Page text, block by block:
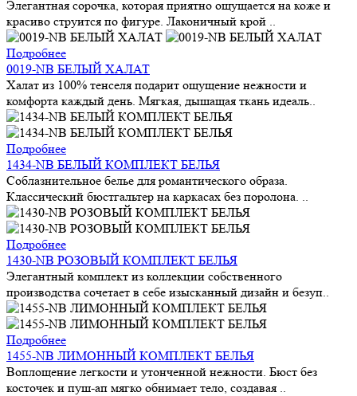
Элегантная сорочка, которая приятно ощущается на коже и
красиво струится по фигуре. Лаконичный крой ..
Подробнее
0019-NB БЕЛЫЙ ХАЛАТ
Халат из 100% тенселя подарит ощущение нежности и
комфорта каждый день. Мягкая, дышащая ткань идеаль..
Подробнее
1434-NB БЕЛЫЙ КОМПЛЕКТ БЕЛЬЯ
Соблазнительное белье для романтического образа.
Классический бюстгальтер на каркасах без поролона. ..
Подробнее
1430-NB РОЗОВЫЙ КОМПЛЕКТ БЕЛЬЯ
Элегантный комплект из коллекции собственного
производства сочетает в себе изысканный дизайн и безуп..
Подробнее
1455-NB ЛИМОННЫЙ КОМПЛЕКТ БЕЛЬЯ
Воплощение легкости и утонченной нежности. Бюст без
косточек и пуш-ап мягко обнимает тело, создавая ..